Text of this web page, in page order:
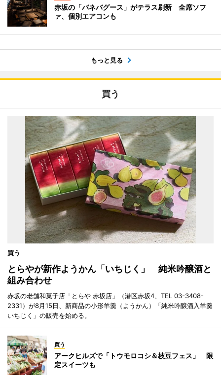
赤坂の「バネバグース」がテラス刷新 全席ソフ
ァ、個別エアコンも
もっと見る
買う
買う
とらやが新作ようかん「いちじく」 純米吟醸酒と
組み合わせ
赤坂の老舗和菓子店「とらや 赤坂店」（港区赤坂4、TEL 03-3408-
2331）が8月15日、新商品の小形羊羹（ようかん）「純米吟醸酒入羊羹
いちじく」の販売を始める。
買う
アークヒルズで「トウモロコシ＆枝豆フェス」 限
定スイーツも